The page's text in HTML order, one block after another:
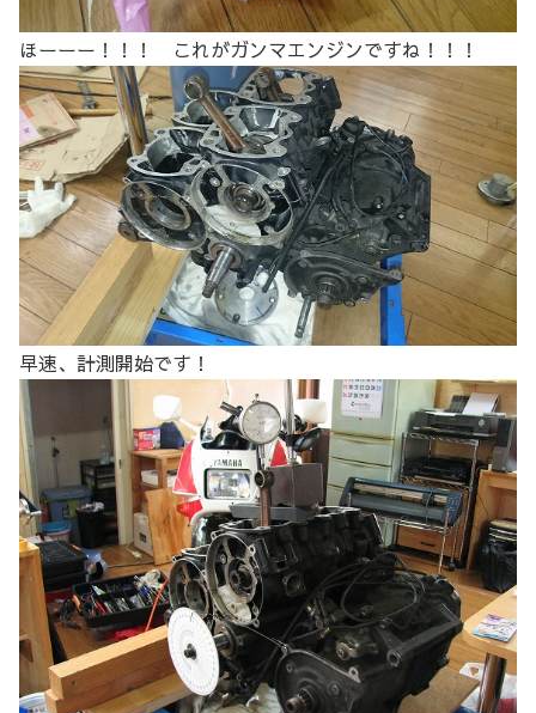
ほーーー！！！ これがガンマエンジンですね！！！
早速、計測開始です！